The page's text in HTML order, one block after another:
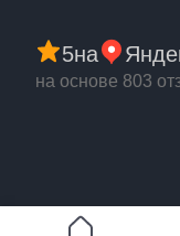
5на
на основе 803